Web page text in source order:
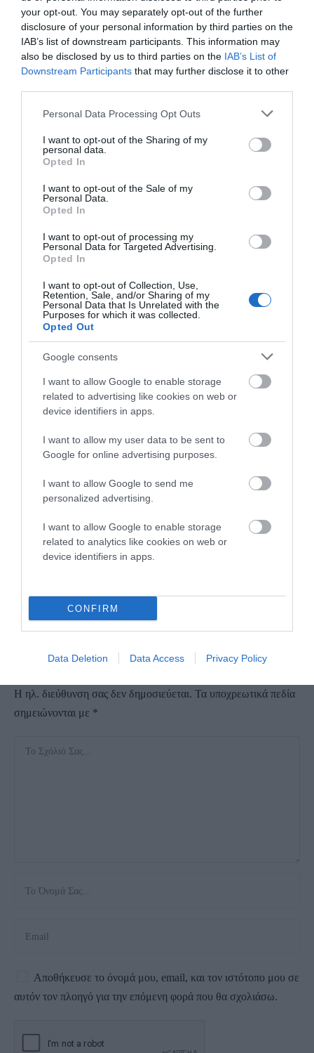
your opt-out. You may separately opt-out of the further
disclosure of your personal information by third parties on the
IAB’s list of downstream participants. This information may
also be disclosed by us to third parties on the IAB’s List of
Downstream Participants that may further disclose it to other
Please note that this website/app uses one or more Google
not limited to your visit or usage behaviour. You may click to
grant or deny consent to Google and its third-party tags to
use your data for below specified purposes in below Google
consent section.
Personal Data Processing Opt Outs
I want to opt-out of the Sharing of my
personal data.
Opted In
I want to opt-out of the Sale of my
Personal Data.
Opted In
I want to opt-out of processing my
Personal Data for Targeted Advertising.
Opted In
I want to opt-out of Collection, Use,
Retention, Sale, and/or Sharing of my
Personal Data that Is Unrelated with the
Purposes for which it was collected.
Opted Out
Google consents
I want to allow Google to enable storage
related to advertising like cookies on web or
device identifiers in apps.
I want to allow my user data to be sent to
Google for online advertising purposes.
I want to allow Google to send me
personalized advertising.
I want to allow Google to enable storage
related to analytics like cookies on web or
device identifiers in apps.
CONFIRM
Data Deletion Data Access Privacy Policy
και ποιος ιδιοκτήτης θα το φέρει σε πέρας. Για την ώρα
είναι όλα στον αέρα…
ΣΗΜΕΙΩΣΗ ΕΝ ΑΝΔΡΩ: Μεγάλο μέρος των παραπάνω
πληροφορίων για την εξέλιξη της ΣΑΡΙΖΑ στις
πλαίσιο του εμφιαλωμένου νερού, μάς έδωσε ο φίλος και
συνεργάτης Νίκος Στεφάνου, πρώην αντιδήμαρχος
Άνδρου, που δραστηριοποιήθηκε στον χώρο πριν
ΣΧΌΛΙΟ
Τάσος
26/08/2024 στις 15:54
Έχω πλέον την βεβαιότητα ότι ο Κορθιανός
επιχειρηματίας μας βγήκε Κούλης…..
Η ηλ. διεύθυνση σας δεν δημοσιεύεται. Τα υποχρεωτικά πεδία
σημειώνονται με *
Αποθήκευσε το όνομά μου, email, και τον ιστότοπο μου σε
αυτόν τον πλοηγό για την επόμενη φορά που θα σχολιάσω.